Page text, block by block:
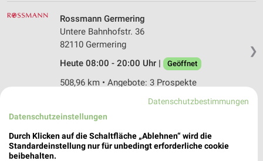
❯
Rossmann Germering
Untere Bahnhofstr. 36
82110 Germering
Heute 08:00 - 20:00 Uhr |
Geöffnet
508,96 km • Angebote: 3 Prospekte
Rossmann Planegg
Bahnhofstr. 42
82152 Planegg
Datenschutzbestimmungen
Datenschutzeinstellungen
Durch Klicken auf die Schaltfläche „Ablehnen“ wird die
Standardeinstellung nur für unbedingt erforderliche cookie
beibehalten.